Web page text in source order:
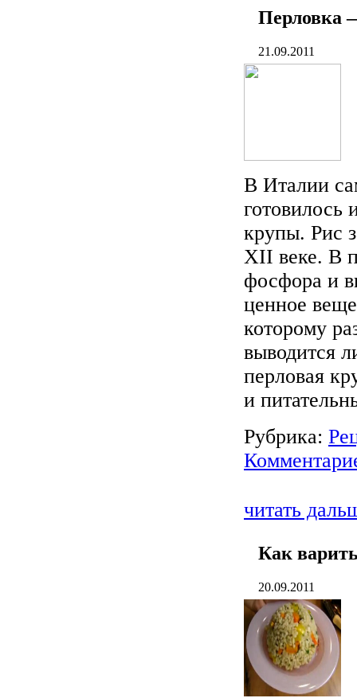
Перловка
21.09.2011
В Италии
готовилось
крупы. Рис
XII веке. В
фосфора и
ценное
которому
выводится
перловая
и
Рубрика:
читать
Как
20.09.2011